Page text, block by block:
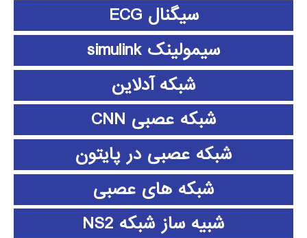
سیگنال ECG
سیمولینک simulink
شبکه آدلاین
شبکه عصبی CNN
شبکه عصبی در پایتون
شبکه های عصبی
شبیه ساز شبکه NS2